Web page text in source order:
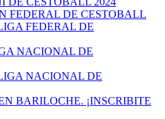
FEDERAL DE CESTOBALL
FEDERAL DE
NACIONAL DE
NACIONAL DE
BARILOCHE. ¡INSCRIBITE